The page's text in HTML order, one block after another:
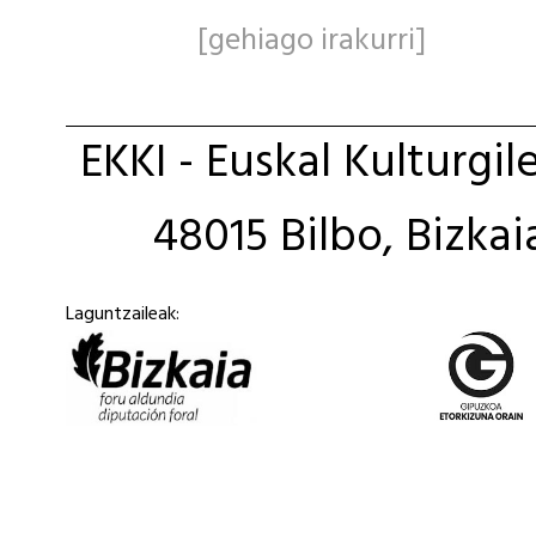
[gehiago irakurri]
EKKI - Euskal
48015 Bilbo,
Laguntzaileak: